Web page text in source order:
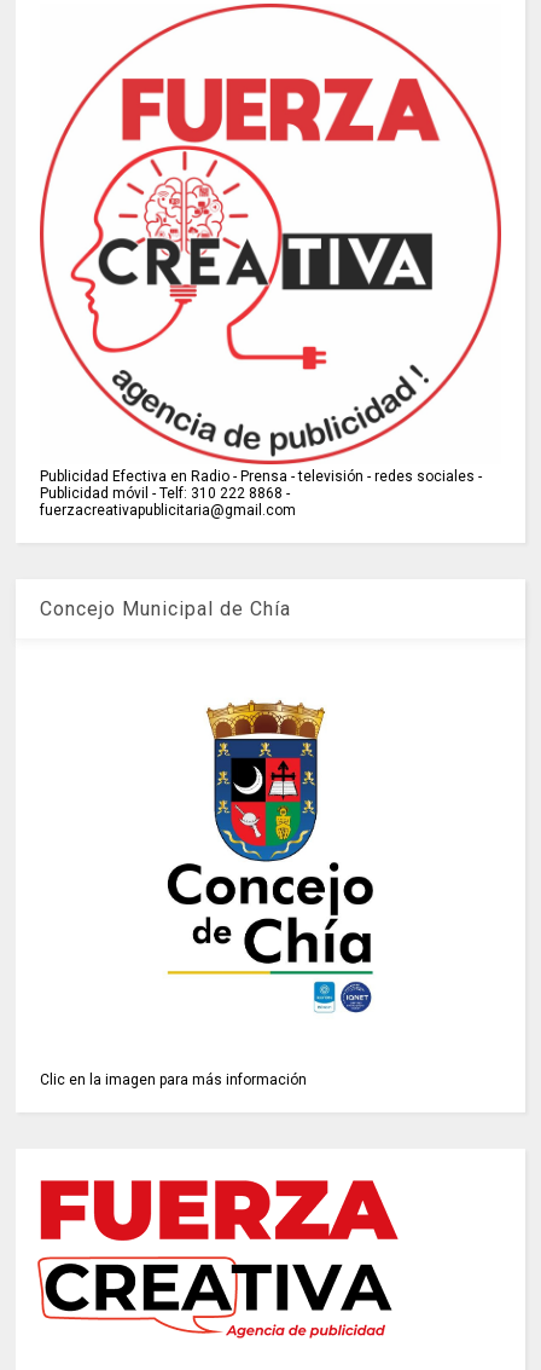
Publicidad Efectiva en Radio - Prensa - televisión - redes sociales -
Publicidad móvil - Telf: 310 222 8868 -
fuerzacreativapublicitaria@gmail.com
Concejo Municipal de Chía
Clic en la imagen para más información